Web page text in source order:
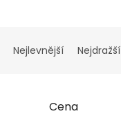
Nejlevnější Nejdražší
Cena